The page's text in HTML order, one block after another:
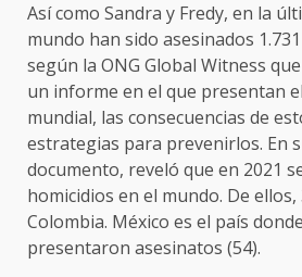
Así como Sandra y Fredy, en la
mundo han sido asesinados
según la ONG Global Witness
un informe en el que presentan
mundial, las consecuencias de
estrategias para prevenirlos. En
documento, reveló que en 2021
homicidios en el mundo. De
Colombia. México es el país
presentaron asesinatos (54).